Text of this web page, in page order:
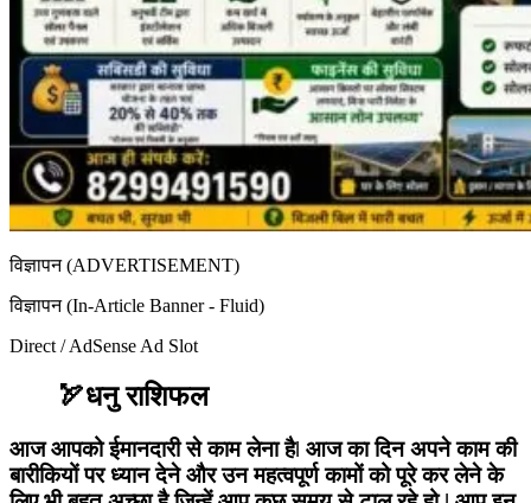
विज्ञापन (ADVERTISEMENT)
विज्ञापन (In-Article Banner - Fluid)
Direct / AdSense Ad Slot
🏹धनु राशिफल
आज आपको ईमानदारी से काम लेना हैǀ आज का दिन अपने काम की
बारीकियों पर ध्यान देने और उन महत्वपूर्ण कामों को पूरे कर लेने के